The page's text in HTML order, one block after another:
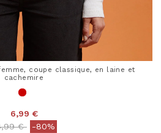
coupe classique, en laine et
cachemire
6,99 €
reduced from
€to-80%